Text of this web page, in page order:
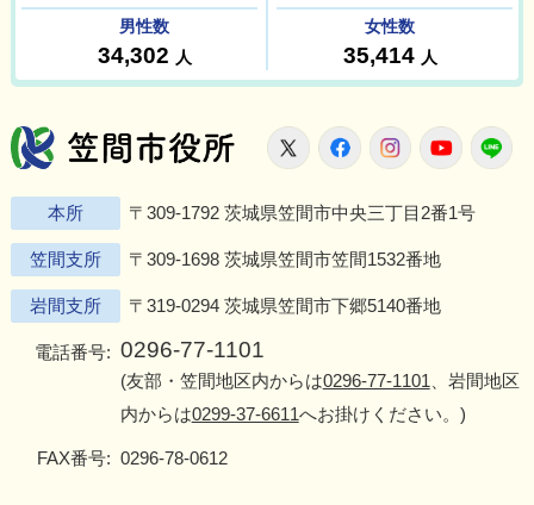
笠間市役所
X FacebookInstagram
本所 〒309-1792 茨城県笠間市中央三丁目2番1号
笠間支所 〒309-1698 茨城県笠間市笠間1532番地
岩間支所 〒319-0294 茨城県笠間市下郷5140番地
電話番号: 0296-77-1101
(友部・笠間地区内からは0296-77-1101 、岩間地区
内からは0299-37-6611へお掛けください。)
FAX番号: 0296-78-0612